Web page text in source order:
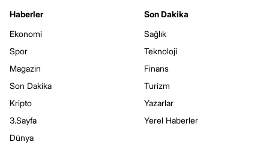
Haberler
Ekonomi
Spor
Magazin
Son Dakika
Kripto
3.Sayfa
Dünya
Son Dakika
Sağlık
Teknoloji
Finans
Turizm
Yazarlar
Yerel Haberler